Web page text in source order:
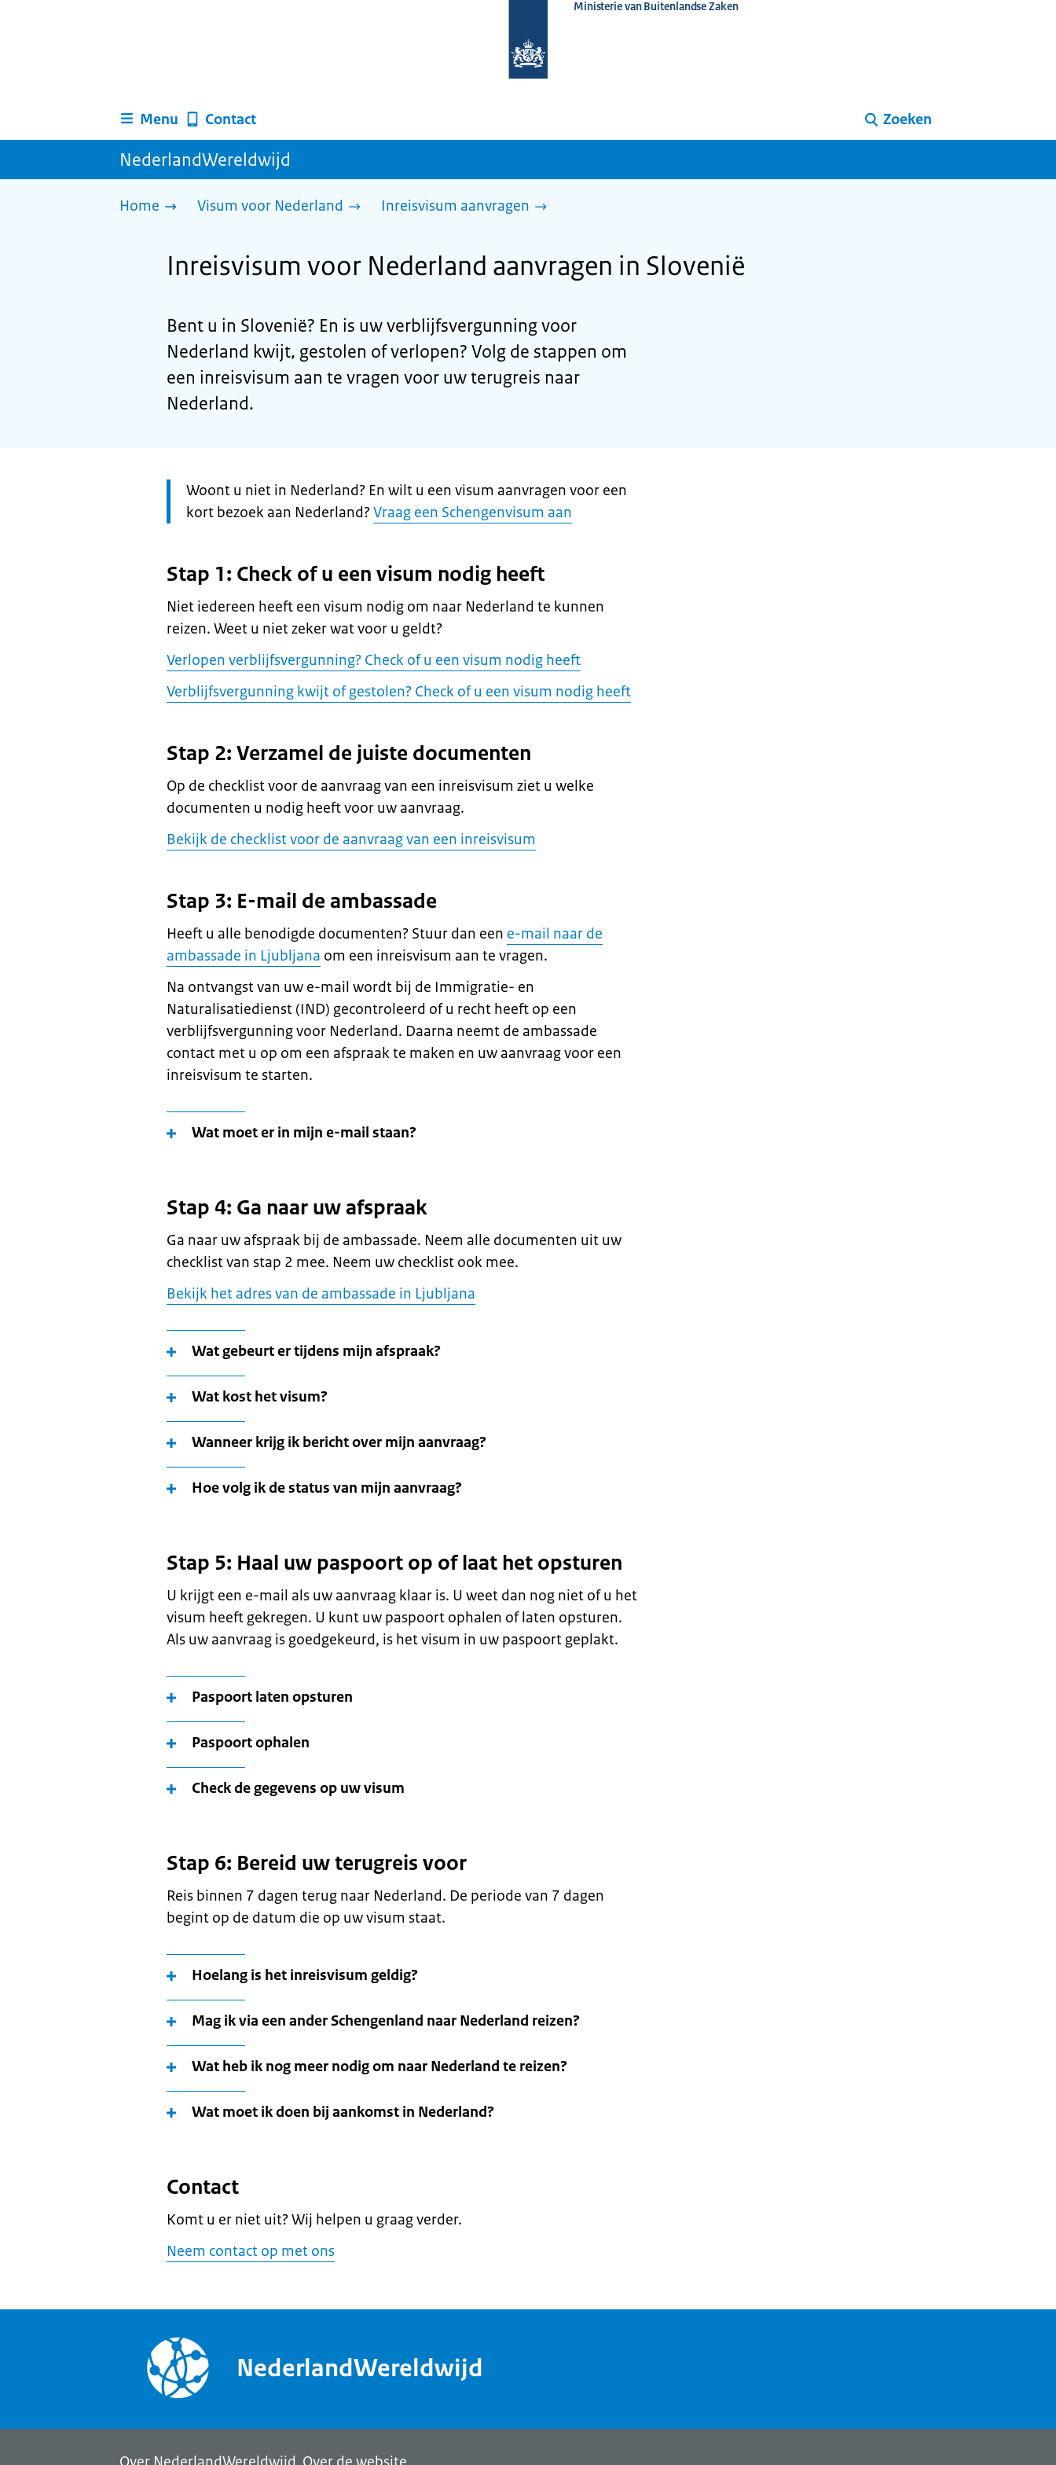
homepage
Ministerie van Buitenlandse Zaken
Menu Contact Zoeken
NederlandWereldwijd
Home Visum voor Nederland Inreisvisum aanvragen
Inreisvisum voor Nederland aanvragen in Slovenië
Bent u in Slovenië? En is uw verblijfsvergunning voor
Nederland kwijt, gestolen of verlopen? Volg de stappen om
een inreisvisum aan te vragen voor uw terugreis naar
Nederland.
Let
op:
Woont u niet in Nederland? En wilt u een visum aanvragen voor een
kort bezoek aan Nederland?Vraag een Schengenvisum aan
Stap 1: Check of u een visum nodig heeft
Niet iedereen heeft een visum nodig om naar Nederland te kunnen
reizen. Weet u niet zeker wat voor u geldt?
Verlopen verblijfsvergunning? Check of u een visum nodig heeft
Verblijfsvergunning kwijt of gestolen? Check of u een visum nodig heeft
Stap 2: Verzamel de juiste documenten
Op de checklist voor de aanvraag van een inreisvisum ziet u welke
documenten u nodig heeft voor uw aanvraag.
Bekijk de checklist voor de aanvraag van een inreisvisum
Stap 3: E-mail de ambassade
Heeft u alle benodigde documenten? Stuur dan een e-mail naar de
ambassade in Ljubljana om een inreisvisum aan te vragen.
Na ontvangst van uw e-mail wordt bij de Immigratie- en
Naturalisatiedienst (IND) gecontroleerd of u recht heeft op een
verblijfsvergunning voor Nederland. Daarna neemt de ambassade
contact met u op om een afspraak te maken en uw aanvraag voor een
inreisvisum te starten.
Wat moet er in mijn e-mail staan?
Stap 4: Ga naar uw afspraak
Ga naar uw afspraak bij de ambassade. Neem alle documenten uit uw
checklist van stap 2 mee. Neem uw checklist ook mee.
Bekijk het adres van de ambassade in Ljubljana
Wat gebeurt er tijdens mijn afspraak?
Wat kost het visum?
Wanneer krijg ik bericht over mijn aanvraag?
Hoe volg ik de status van mijn aanvraag?
Stap 5: Haal uw paspoort op of laat het opsturen
U krijgt een e-mail als uw aanvraag klaar is. U weet dan nog niet of u het
visum heeft gekregen. U kunt uw paspoort ophalen of laten opsturen.
Als uw aanvraag is goedgekeurd, is het visum in uw paspoort geplakt.
Paspoort laten opsturen
Paspoort ophalen
Check de gegevens op uw visum
Stap 6: Bereid uw terugreis voor
Reis binnen 7 dagen terug naar Nederland. De periode van 7 dagen
begint op de datum die op uw visum staat.
Hoelang is het inreisvisum geldig?
Mag ik via een ander Schengenland naar Nederland reizen?
Wat heb ik nog meer nodig om naar Nederland te reizen?
Wat moet ik doen bij aankomst in Nederland?
Contact
Komt u er niet uit? Wij helpen u graag verder.
Neem contact op met ons
NederlandWereldwijd